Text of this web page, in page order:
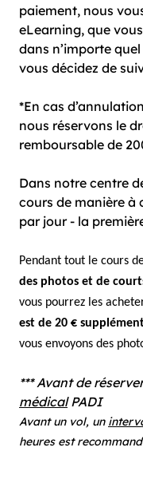
paiement, nous
eLearning, que
dans n’importe
vous décidez de
*En cas
nous réservons le
remboursable de
Dans notre centre
cours de manière à
par jour - la
Pendant tout le cours
des photos et de
vous pourrez les
est de 20 €
vous envoyons des
*** Avant de
médicalPADI
Avant un vol, un
heures est